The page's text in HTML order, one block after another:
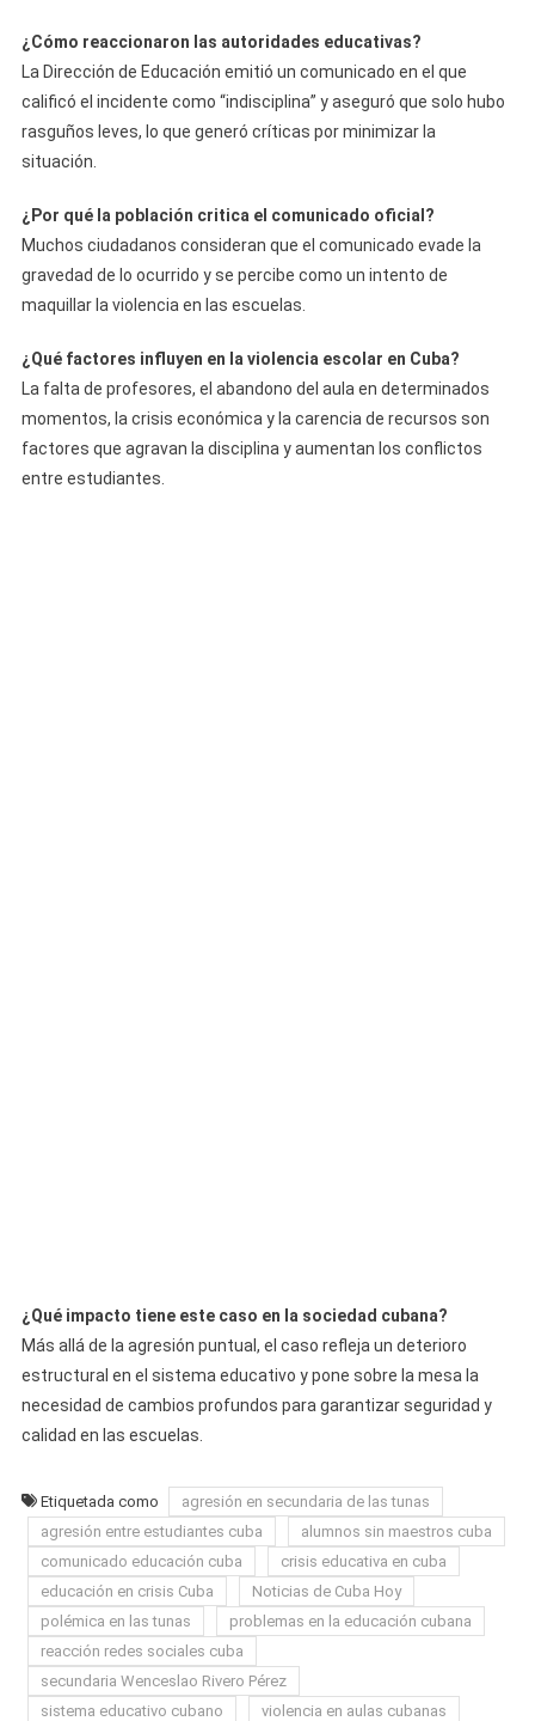
¿Cómo reaccionaron las autoridades educativas?
La Dirección de Educación emitió un comunicado en el que
calificó el incidente como “indisciplina” y aseguró que solo hubo
rasguños leves, lo que generó críticas por minimizar la
situación.
¿Por qué la población critica el comunicado oficial?
Muchos ciudadanos consideran que el comunicado evade la
gravedad de lo ocurrido y se percibe como un intento de
maquillar la violencia en las escuelas.
¿Qué factores influyen en la violencia escolar en Cuba?
La falta de profesores, el abandono del aula en determinados
momentos, la crisis económica y la carencia de recursos son
factores que agravan la disciplina y aumentan los conflictos
entre estudiantes.
¿Qué impacto tiene este caso en la sociedad cubana?
Más allá de la agresión puntual, el caso refleja un deterioro
estructural en el sistema educativo y pone sobre la mesa la
necesidad de cambios profundos para garantizar seguridad y
calidad en las escuelas.
Etiquetada como
agresión en secundaria de las tunas
agresión entre estudiantes cuba
alumnos sin maestros cuba
comunicado educación cuba
crisis educativa en cuba
educación en crisis Cuba
Noticias de Cuba Hoy
polémica en las tunas
problemas en la educación cubana
reacción redes sociales cuba
secundaria Wenceslao Rivero Pérez
sistema educativo cubano
violencia en aulas cubanas